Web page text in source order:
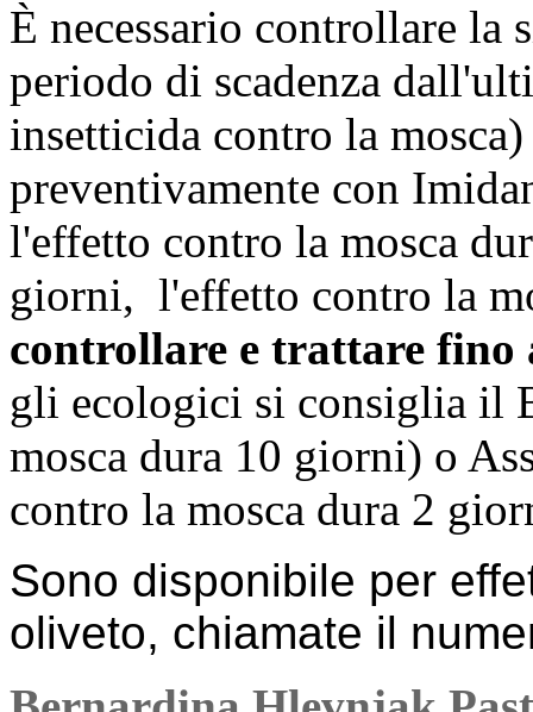
È necessario controllare
periodo di scadenza
insetticida contro la mosca)
preventivamente con
l'effetto contro la mosca
giorni, l'effetto contro la
controllare e trattare
gli ecologici si consiglia il
mosca dura 10 giorni) o
contro la mosca dura 2
Sono disponibile per
oliveto, chiamate il